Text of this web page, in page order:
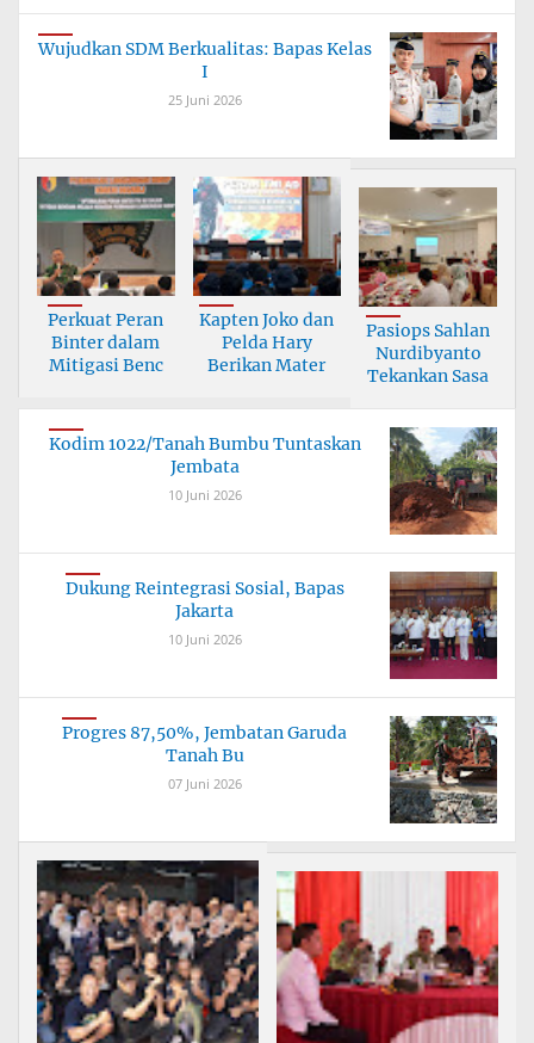
Wujudkan SDM Berkualitas: Bapas Kelas
I
25 Juni 2026
Perkuat Peran
Binter dalam
Mitigasi Benc
Kapten Joko dan
Pelda Hary
Berikan Mater
Pasiops Sahlan
Nurdibyanto
Tekankan Sasa
Kodim 1022/Tanah Bumbu Tuntaskan
Jembata
10 Juni 2026
Dukung Reintegrasi Sosial, Bapas
Jakarta
10 Juni 2026
Progres 87,50%, Jembatan Garuda
Tanah Bu
07 Juni 2026